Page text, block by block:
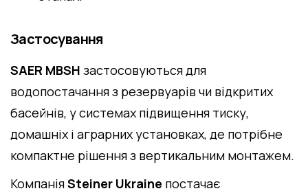
Застосування
SAER MBSH застосовуються для
водопостачання з резервуарів чи відкритих
басейнів, у системах підвищення тиску,
домашніх і аграрних установках, де потрібне
компактне рішення з вертикальним монтажем.
КомпаніяSteiner Ukraine постачає